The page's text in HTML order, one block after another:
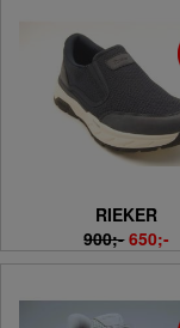
RIEKER
900;- 650;-